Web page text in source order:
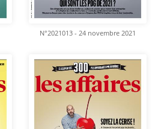
N°2021013 - 24 novembre 2021